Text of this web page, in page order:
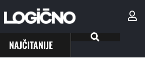
NAJČITANIJE